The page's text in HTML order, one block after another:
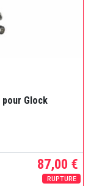
Glock
87,00 €
RUPTURE